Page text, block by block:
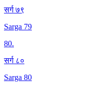
सर्ग ७९
Sarga 79
80.
सर्ग ८०
Sarga 80